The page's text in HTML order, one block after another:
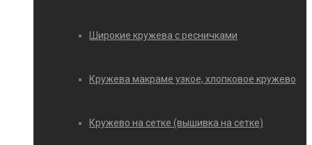
Широкие кружева с ресничками
Кружева макраме узкое, хлопковое кружево
Кружево на сетке (вышивка на сетке)